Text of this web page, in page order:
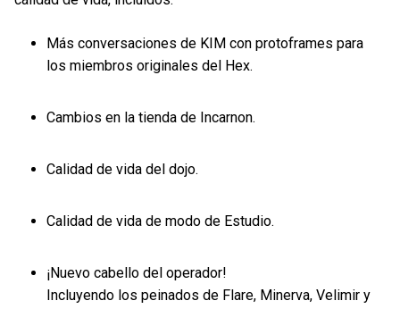
Más conversaciones de KIM con protoframes para
los miembros originales del Hex.
Cambios en la tienda de Incarnon.
Calidad de vida del dojo.
Calidad de vida de modo de Estudio.
¡Nuevo cabello del operador!
Incluyendo los peinados de Flare, Minerva, Velimir y